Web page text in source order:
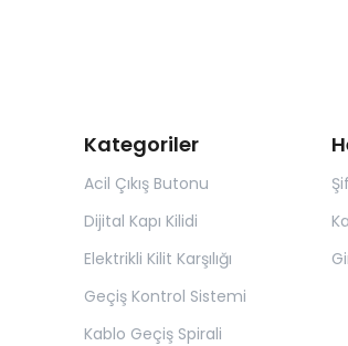
Kategoriler
Acil Çıkış Butonu
Dijital Kapı Kilidi
Elektrikli Kilit Karşılığı
Geçiş Kontrol Sistemi
Kablo Geçiş Spirali